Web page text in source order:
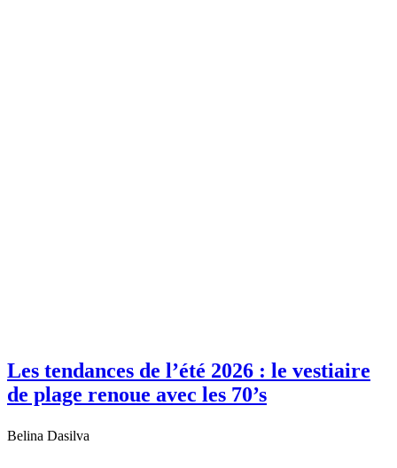
Les tendances de l’été 2026 : le vestiaire
de plage renoue avec les 70’s
Belina Dasilva